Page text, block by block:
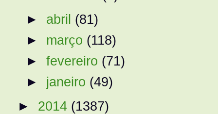
► abril (81)
► março (118)
►fevereiro (71)
► janeiro (49)
► 2014 (1387)